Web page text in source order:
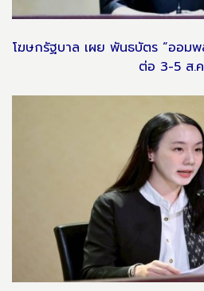
โฆษกรัฐบาล เผย พันธบัตร “ออม
ต่อ 3-5 ส.